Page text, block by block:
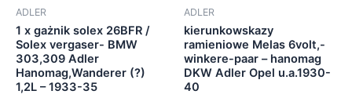
ADLER
1 x gażnik solex 26BFR /
Solex vergaser- BMW
303,309 Adler
Hanomag,Wanderer (?)
1,2L – 1933-35
ADLER
kierunkowskazy
ramieniowe Melas 6volt,-
winkere-paar – hanomag
DKW Adler Opel u.a.1930-
40